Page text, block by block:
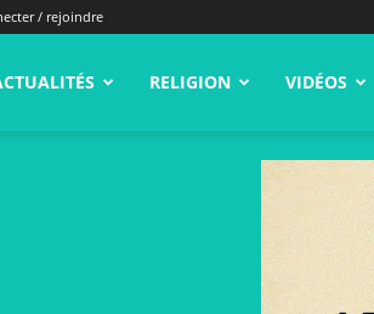
/ rejoindre
RELIGION VIDÉOS